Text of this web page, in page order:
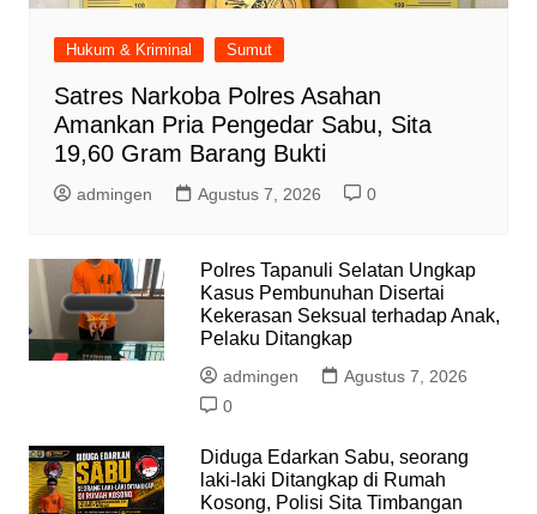
Hukum & Kriminal Sumut
Satres Narkoba Polres Asahan
Amankan Pria Pengedar Sabu, Sita
19,60 Gram Barang Bukti
admingen Agustus 7, 2026 0
Polres Tapanuli Selatan Ungkap
Kasus Pembunuhan Disertai
Kekerasan Seksual terhadap Anak,
Pelaku Ditangkap
admingen
Agustus 7, 2026
0
Diduga Edarkan Sabu, seorang
laki-laki Ditangkap di Rumah
Kosong, Polisi Sita Timbangan